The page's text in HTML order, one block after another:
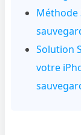
Méthode
Solution
votre